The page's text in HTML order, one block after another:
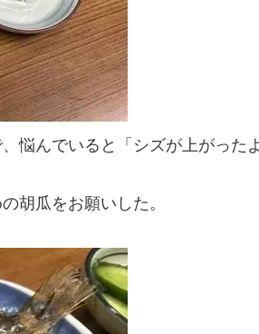
悩んでいると「シズが上がった
胡瓜をお願いした。